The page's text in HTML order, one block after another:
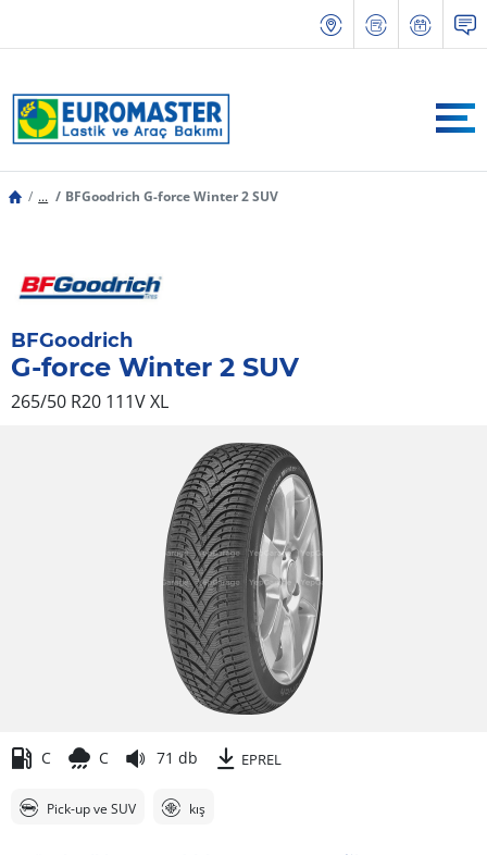
... BFGoodrich G-force Winter 2 SUV
BFGoodrich
G-force Winter 2 SUV
265/50 R20 111VXL
C C 71 db EPREL
Pick-up ve SUV kış